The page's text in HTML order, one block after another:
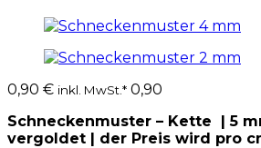
0,90 € inkl. MwSt.* 0,90
Schneckenmuster – Kette | 5
vergoldet | der Preis wird pro